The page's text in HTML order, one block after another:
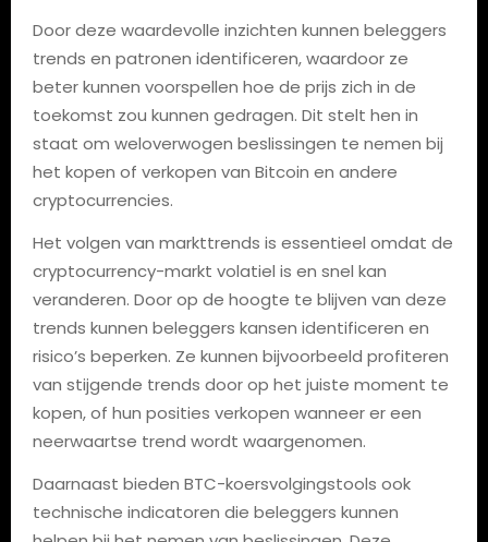
Door deze waardevolle inzichten kunnen beleggers
trends en patronen identificeren, waardoor ze
beter kunnen voorspellen hoe de prijs zich in de
toekomst zou kunnen gedragen. Dit stelt hen in
staat om weloverwogen beslissingen te nemen bij
het kopen of verkopen van Bitcoin en andere
cryptocurrencies.
Het volgen van markttrends is essentieel omdat de
cryptocurrency-markt volatiel is en snel kan
veranderen. Door op de hoogte te blijven van deze
trends kunnen beleggers kansen identificeren en
risico’s beperken. Ze kunnen bijvoorbeeld profiteren
van stijgende trends door op het juiste moment te
kopen, of hun posities verkopen wanneer er een
neerwaartse trend wordt waargenomen.
Daarnaast bieden BTC-koersvolgingstools ook
technische indicatoren die beleggers kunnen